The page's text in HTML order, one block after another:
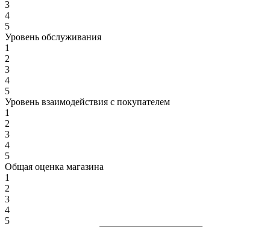
3
4
5
Уровень обслуживания
1
2
3
4
5
Уровень взаимодействия с покупателем
1
2
3
4
5
Общая оценка магазина
1
2
3
4
5